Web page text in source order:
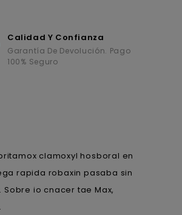
Calidad Y Confianza
Garantía De Devolución. Pago
100% Seguro
clamoxyl hosboral en
rapida robaxin pasaba sin
io cnacer tae Max,